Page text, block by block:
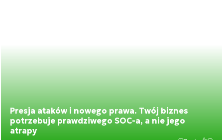
Presja ataków i nowego prawa. Twój biznes
potrzebuje prawdziwego SOC-a, a nie jego
atrapy